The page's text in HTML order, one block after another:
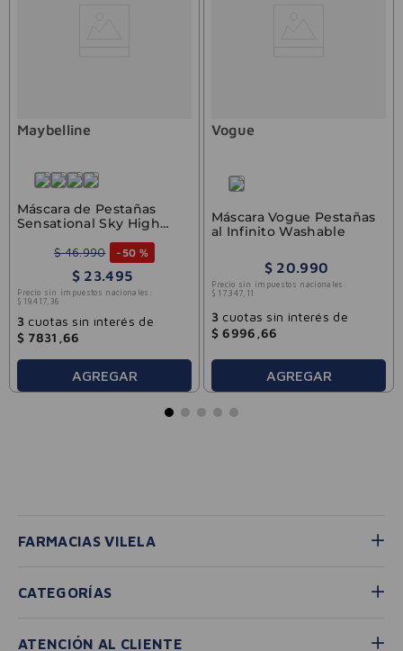
Maybelline
Máscara de Pestañas
Sensational Sky High
$ 46.990 - 50 %
$ 23.495
Precio sin impuestos nacionales:
$ 19.417 36
3cuotas sin interés de
$ 7831 66
AGREGAR
Vogue
Máscara Vogue Pestañas
al Infinito Washable
$ 20.990
Precio sin impuestos nacionales:
$ 17.347 11
3cuotas sin interés de
$ 6996 66
AGREGAR
FARMACIAS VILELA
CATEGORÍAS
ATENCIÓN AL CLIENTE